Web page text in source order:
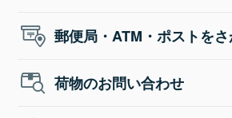
郵便局・ATM・ポストを
荷物のお問い合わせ